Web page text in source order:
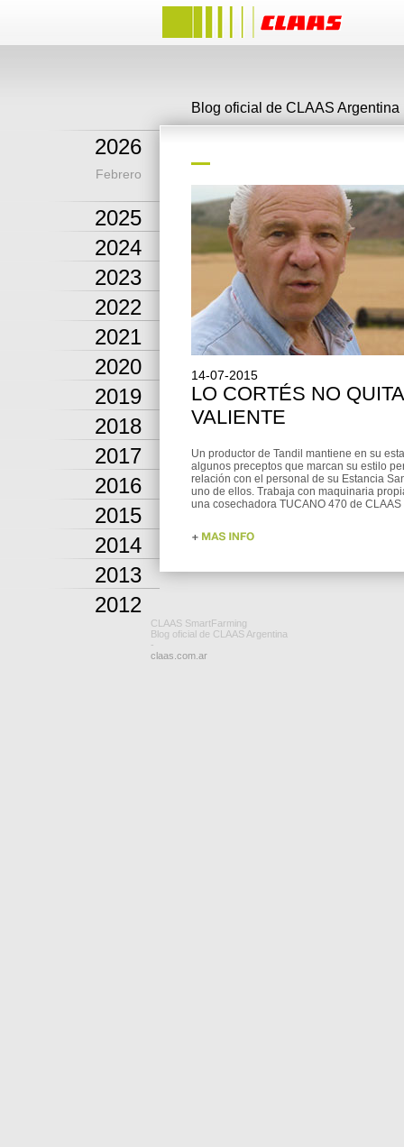
2026
Febrero
2025
2024
2023
2022
2021
2020
2019
2018
2017
2016
2015
2014
2013
2012
Blog oficial de CLAAS Argentina
14-07-2015
LO CORTÉS NO
VALIENTE
Un productor de Tandil mantiene en su
algunos preceptos que marcan su estilo
relación con el personal de su Estancia
uno de ellos. Trabaja con maquinaria
una cosechadora TUCANO 470 de
CLAAS SmartFarming
Blog oficial de CLAAS Argentina
-
claas.com.ar